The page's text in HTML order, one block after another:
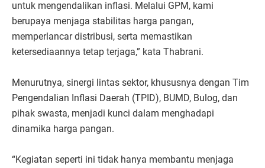
untuk mengendalikan inflasi. Melalui GPM, kami
berupaya menjaga stabilitas harga pangan,
memperlancar distribusi, serta memastikan
ketersediaannya tetap terjaga,” kata Thabrani.
Menurutnya, sinergi lintas sektor, khususnya dengan Tim
Pengendalian Inflasi Daerah (TPID), BUMD, Bulog, dan
pihak swasta, menjadi kunci dalam menghadapi
dinamika harga pangan.
“Kegiatan seperti ini tidak hanya membantu menjaga